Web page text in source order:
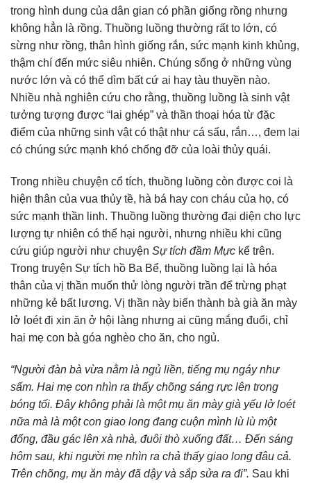
trong hình dung của dân gian có phần giống rồng nhưng
không hẳn là rồng. Thuồng luồng thường rất to lớn, có
sừng như rồng, thân hình giống rắn, sức mạnh kinh khủng,
thậm chí đến mức siêu nhiên. Chúng sống ở những vùng
nước lớn và có thể dìm bất cứ ai hay tàu thuyền nào.
Nhiều nhà nghiên cứu cho rằng, thuồng luồng là sinh vật
tưởng tượng được “lai ghép” và thần thoại hóa từ đặc
điểm của những sinh vật có thật như cá sấu, rắn…, đem lại
có chúng sức mạnh khó chống đỡ của loài thủy quái.
Trong nhiều chuyện cổ tích, thuồng luồng còn được coi là
hiện thân của vua thủy tề, hà bá hay con cháu của họ, có
sức mạnh thần linh. Thuồng luồng thường đại diện cho lực
lượng tự nhiên có thể hại người, nhưng nhiều khi cũng
cứu giúp người như chuyện Sự tích đầm Mực kể trên.
Trong truyện Sự tích hồ Ba Bể, thuồng luồng lại là hóa
thân của vị thần muốn thử lòng người trần để trừng phạt
những kẻ bất lương. Vị thần này biến thành bà già ăn mày
lở loét đi xin ăn ở hội làng nhưng ai cũng mắng đuổi, chỉ
hai mẹ con bà góa nghèo cho ăn, cho ngủ.
“Người đàn bà vừa nằm là ngủ liền, tiếng mụ ngáy như
sấm. Hai mẹ con nhìn ra thấy chõng sáng rực lên trong
bóng tối. Đây không phải là một mụ ăn mày già yếu lở loét
nữa mà là một con giao long đang cuộn mình lù lù một
đống, đầu gác lên xà nhà, đuôi thò xuống đất… Đến sáng
hôm sau, khi người mẹ nhìn ra chả thấy giao long đâu cả.
Trên chõng, mụ ăn mày đã dậy và sắp sửa ra đi”. Sau khi